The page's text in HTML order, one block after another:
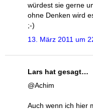
würdest sie gerne
ohne Denken wird
;-)
13. März 2011 um
Lars hat gesagt…
@Achim
Auch wenn ich hier